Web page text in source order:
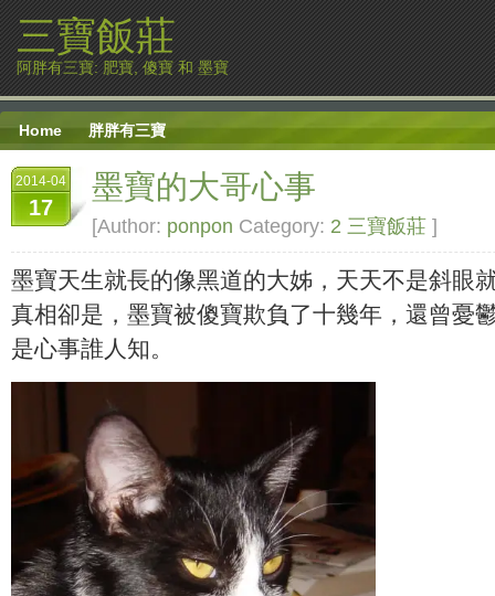
三寶飯莊
阿胖有三寶: 肥寶, 傻寶 和 墨寶
Home 胖胖有三寶
2014-04
17
墨寶的大哥心事
[Author: ponpon Category: 2 三寶飯莊 ]
墨寶天生就長的像黑道的大姊，天天不是斜眼
真相卻是，墨寶被傻寶欺負了十幾年，還曾憂
是心事誰人知。